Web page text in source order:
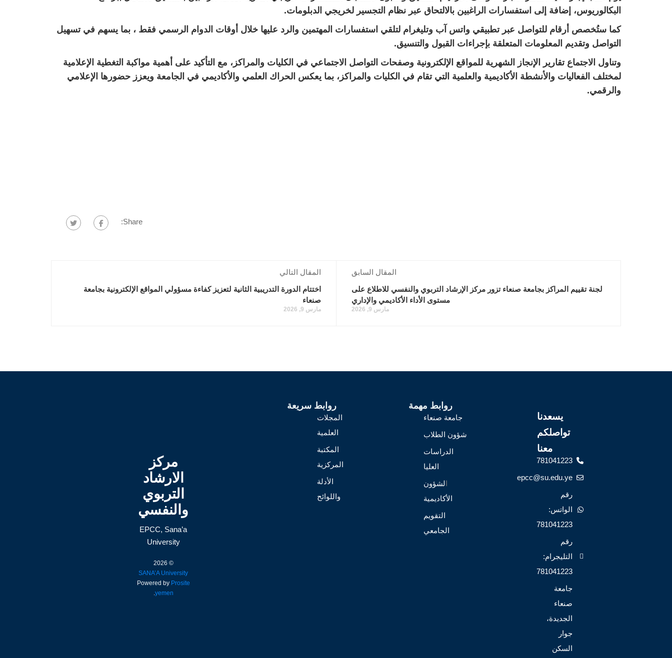
البكالوريوس، إضافة إلى استفسارات الراغبين بالالتحاق عبر نظام التجسير لخريجي الدبلومات.
كما ستُخصص أرقام للتواصل عبر تطبيقي واتس آب وتليغرام لتلقي استفسارات المهتمين والرد عليها خلال أوقات الدوام الرسمي فقط ، بما يسهم في تسهيل
التواصل وتقديم المعلومات المتعلقة بإجراءات القبول والتنسيق.
وتناول الاجتماع تقارير الإنجاز الشهرية للمواقع الإلكترونية وصفحات التواصل الاجتماعي في الكليات والمراكز، مع التأكيد على أهمية مواكبة التغطية الإعلامية
لمختلف الفعاليات والأنشطة الأكاديمية والعلمية التي تقام في الكليات والمراكز، بما يعكس الحراك العلمي والأكاديمي في الجامعة ويعزز حضورها الإعلامي
والرقمي.
Share:
المقال السابق
لجنة تقييم المراكز بجامعة صنعاء تزور مركز الإرشاد التربوي والنفسي للاطلاع على
مستوى الأداء الأكاديمي والإداري
مارس 9, 2026
المقال التالي
اختتام الدورة التدريبية الثانية لتعزيز كفاءة مسؤولي المواقع الإلكترونية بجامعة
صنعاء
مارس 9, 2026
يسعدنا
تواصلكم
معنا
781041223
epcc@su.edu.ye
رقم
الواتس:
781041223
رقم
التليجرام:
781041223
جامعة
صنعاء
الجديدة،
جوار
السكن
روابط مهمة
جامعة صنعاء
شؤون الطلاب
الدراسات
العليا
الشؤون
الأكاديمية
التقويم
الجامعي
روابط سريعة
المجلات
العلمية
المكتبة
المركزية
الأدلة
واللوائح
مركز
الارشاد
التربوي
والنفسي
EPCC, Sana’a
University
© 2026
SANA’A University
Powered by Prosite
yemen
.